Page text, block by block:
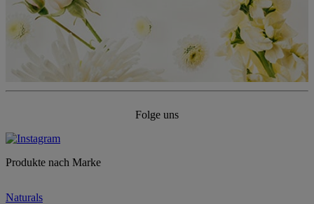
Folge uns
Produkte nach Marke
Naturals